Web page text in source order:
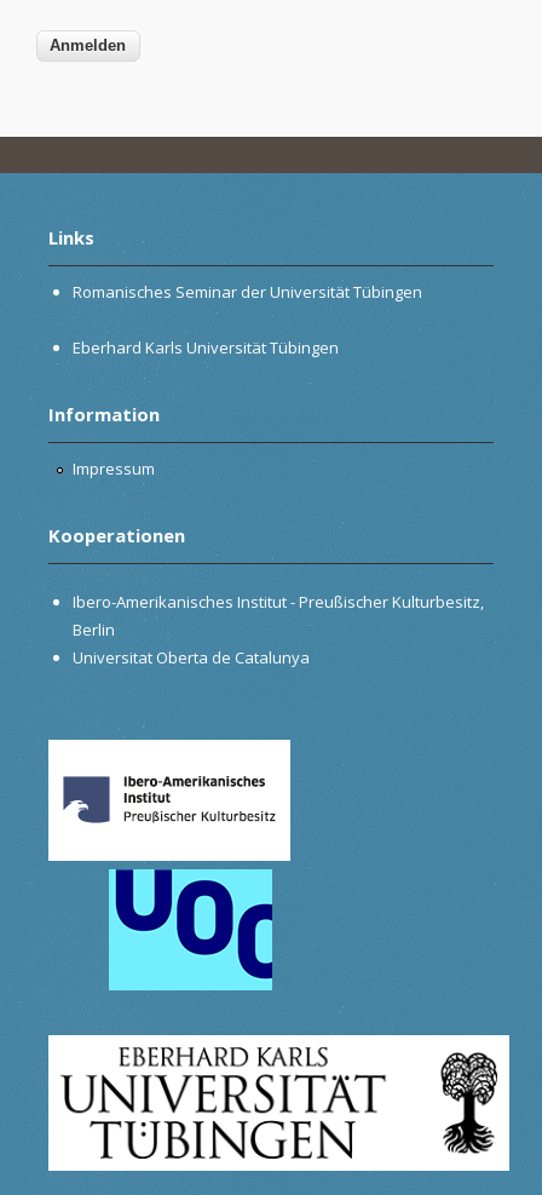
Links
Romanisches Seminar der Universität Tübingen
Eberhard Karls Universität Tübingen
Information
Impressum
Kooperationen
Ibero-Amerikanisches Institut - Preußischer Kulturbesitz,
Berlin
Universitat Oberta de Catalunya